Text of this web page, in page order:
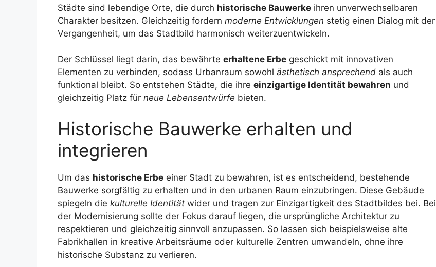
Städte sind lebendige Orte, die durch historische Bauwerke ihren unverwechselbaren
Charakter besitzen. Gleichzeitig fordern moderne Entwicklungen stetig einen Dialog mit der
Vergangenheit, um das Stadtbild harmonisch weiterzuentwickeln.
Der Schlüssel liegt darin, das bewährte erhaltene Erbe geschickt mit innovativen
Elementen zu verbinden, sodass Urbanraum sowohl ästhetisch ansprechend als auch
funktional bleibt. So entstehen Städte, die ihre einzigartige Identität bewahren und
gleichzeitig Platz für neue Lebensentwürfe bieten.
Historische Bauwerke erhalten und
integrieren
Um das historische Erbe einer Stadt zu bewahren, ist es entscheidend, bestehende
Bauwerke sorgfältig zu erhalten und in den urbanen Raum einzubringen. Diese Gebäude
spiegeln die kulturelle Identität wider und tragen zur Einzigartigkeit des Stadtbildes bei. Bei
der Modernisierung sollte der Fokus darauf liegen, die ursprüngliche Architektur zu
respektieren und gleichzeitig sinnvoll anzupassen. So lassen sich beispielsweise alte
Fabrikhallen in kreative Arbeitsräume oder kulturelle Zentren umwandeln, ohne ihre
historische Substanz zu verlieren.